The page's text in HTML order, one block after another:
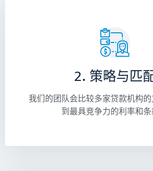
2. 策略与匹
我们的团队会比较多家贷款机构
到最具竞争力的利率和条